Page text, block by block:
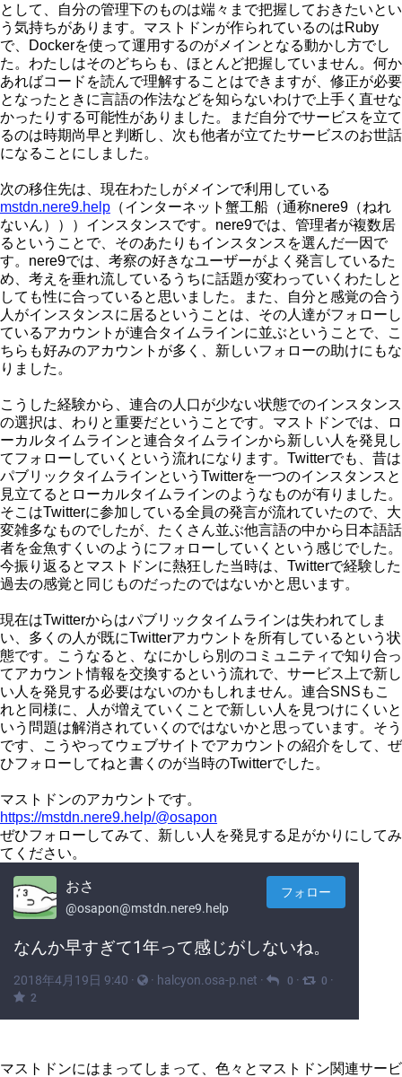
として、自分の管理下のものは端々まで把握しておきたいとい
う気持ちがあります。マストドンが作られているのはRuby
で、Dockerを使って運用するのがメインとなる動かし方でし
た。わたしはそのどちらも、ほとんど把握していません。何か
あればコードを読んで理解することはできますが、修正が必要
となったときに言語の作法などを知らないわけで上手く直せな
かったりする可能性がありました。まだ自分でサービスを立て
るのは時期尚早と判断し、次も他者が立てたサービスのお世話
になることにしました。
次の移住先は、現在わたしがメインで利用している
mstdn.nere9.help （インターネット蟹工船（通称nere9（ねれ
ないん）））インスタンスです。nere9では、管理者が複数居
るということで、そのあたりもインスタンスを選んだ一因で
す。nere9では、考察の好きなユーザーがよく発言しているた
め、考えを垂れ流しているうちに話題が変わっていくわたしと
しても性に合っていると思いました。また、自分と感覚の合う
人がインスタンスに居るということは、その人達がフォローし
ているアカウントが連合タイムラインに並ぶということで、こ
ちらも好みのアカウントが多く、新しいフォローの助けにもな
りました。
こうした経験から、連合の人口が少ない状態でのインスタンス
の選択は、わりと重要だということです。マストドンでは、ロ
ーカルタイムラインと連合タイムラインから新しい人を発見し
てフォローしていくという流れになります。Twitterでも、昔は
パブリックタイムラインというTwitterを一つのインスタンスと
見立てるとローカルタイムラインのようなものが有りました。
そこはTwitterに参加している全員の発言が流れていたので、大
変雑多なものでしたが、たくさん並ぶ他言語の中から日本語話
者を金魚すくいのようにフォローしていくという感じでした。
今振り返るとマストドンに熱狂した当時は、Twitterで経験した
過去の感覚と同じものだったのではないかと思います。
現在はTwitterからはパブリックタイムラインは失われてしま
い、多くの人が既にTwitterアカウントを所有しているという状
態です。こうなると、なにかしら別のコミュニティで知り合っ
てアカウント情報を交換するという流れで、サービス上で新し
い人を発見する必要はないのかもしれません。連合SNSもこ
れと同様に、人が増えていくことで新しい人を見つけにくいと
いう問題は解消されていくのではないかと思っています。そう
です、こうやってウェブサイトでアカウントの紹介をして、ぜ
ひフォローしてねと書くのが当時のTwitterでした。
マストドンのアカウントです。
https://mstdn.nere9.help/@osapon
ぜひフォローしてみて、新しい人を発見する足がかりにしてみ
てください。
マストドンにはまってしまって、色々とマストドン関連サービ